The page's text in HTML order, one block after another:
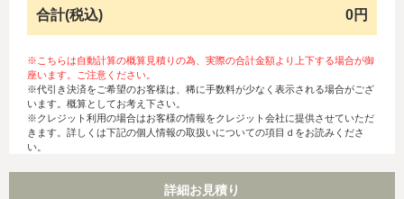
合計(税込) 0円
※こちらは自動計算の概算見積りの為、実際の合計金額より上下する場合が御
座います。ご注意ください。
※代引き決済をご希望のお客様は、稀に手数料が少なく表示される場合がござ
います。概算としてお考え下さい。
※クレジット利用の場合はお客様の情報をクレジット会社に提供させていただ
きます。詳しくは下記の個人情報の取扱いについての項目ｄをお読みくださ
い。
詳細お見積り